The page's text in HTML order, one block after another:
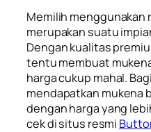
Memilih menggunakan
merupakan suatu
Dengan kualitas
tentu membuat
harga cukup mahal.
mendapatkan mukena
dengan harga yang
cek di situs resmi